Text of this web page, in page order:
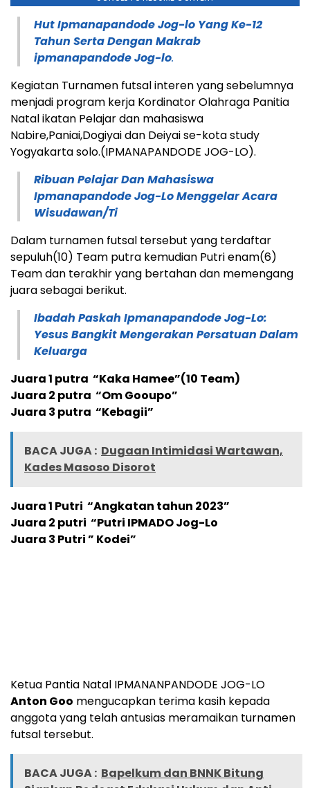
Hut Ipmanapandode Jog-lo Yang Ke-12
Tahun Serta Dengan Makrab
ipmanapandode Jog-lo.
Kegiatan Turnamen futsal interen yang sebelumnya
menjadi program kerja Kordinator Olahraga Panitia
Natal ikatan Pelajar dan mahasiswa
Nabire,Paniai,Dogiyai dan Deiyai se-kota study
Yogyakarta solo.(IPMANAPANDODE JOG-LO).
Ribuan Pelajar Dan Mahasiswa
Ipmanapandode Jog-Lo Menggelar Acara
Wisudawan/Ti
Dalam turnamen futsal tersebut yang terdaftar
sepuluh(10) Team putra kemudian Putri enam(6)
Team dan terakhir yang bertahan dan memengang
juara sebagai berikut.
Ibadah Paskah Ipmanapandode Jog-Lo:
Yesus Bangkit Mengerakan Persatuan Dalam
Keluarga
Juara 1 putra “Kaka Hamee”(10 Team)
Juara 2 putra “Om Gooupo”
Juara 3 putra “Kebagii”
BACA JUGA : Dugaan Intimidasi Wartawan,
Kades Masoso Disorot
Juara 1 Putri “Angkatan tahun 2023”
Juara 2 putri “Putri IPMADO Jog-Lo
Juara 3 Putri ” Kodei”
Ketua Pantia Natal IPMANANPANDODE JOG-LO
Anton Goo mengucapkan terima kasih kepada
anggota yang telah antusias meramaikan turnamen
futsal tersebut.
BACA JUGA : Bapelkum dan BNNK Bitung